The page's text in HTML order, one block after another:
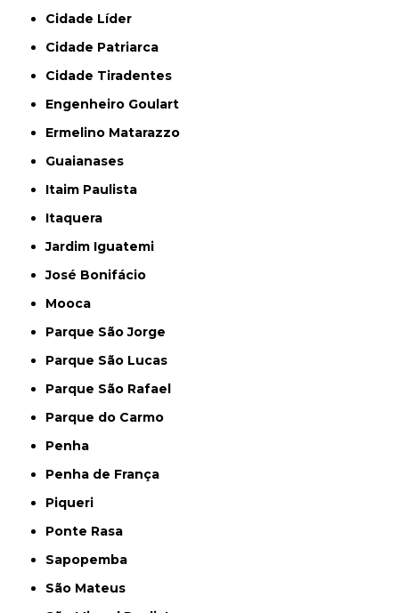
Cidade Líder
Cidade Patriarca
Cidade Tiradentes
Engenheiro Goulart
Ermelino Matarazzo
Guaianases
Itaim Paulista
Itaquera
Jardim Iguatemi
José Bonifácio
Mooca
Parque São Jorge
Parque São Lucas
Parque São Rafael
Parque do Carmo
Penha
Penha de França
Piqueri
Ponte Rasa
Sapopemba
São Mateus